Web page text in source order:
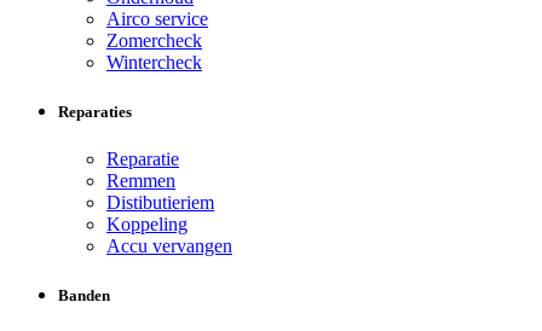
Airco service
Zomercheck
Wintercheck
Reparaties
Reparatie
Remmen
Distibutieriem
Koppeling
Accu vervangen
Banden